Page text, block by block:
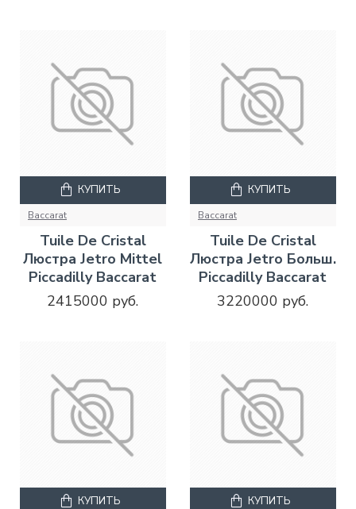
Baccarat
Tuile De Cristal
Люстра Jetro Mittel
Piccadilly Baccarat
2415000 руб.
КУПИТЬ
Baccarat
Tuile De Cristal
Люстра Jetro Больш.
Piccadilly Baccarat
3220000 руб.
КУПИТЬ
КУПИТЬ КУПИТЬ